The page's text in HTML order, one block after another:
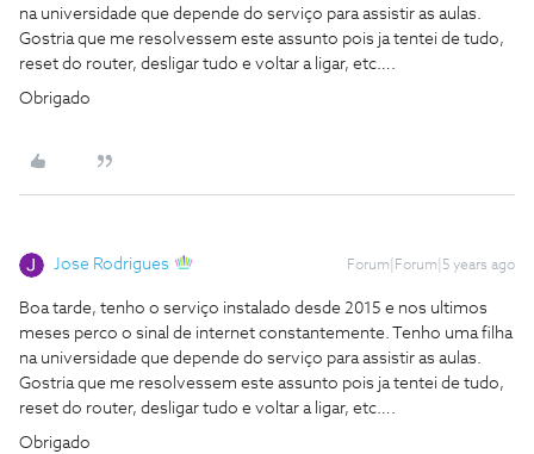
na universidade que depende do serviço para assistir as aulas.
Gostria que me resolvessem este assunto pois ja tentei de tudo,
reset do router, desligar tudo e voltar a ligar, etc….
Obrigado
Jose Rodrigues Forum|Forum|5 years ago
Boa tarde, tenho o serviço instalado desde 2015 e nos ultimos
meses perco o sinal de internet constantemente. Tenho uma filha
na universidade que depende do serviço para assistir as aulas.
Gostria que me resolvessem este assunto pois ja tentei de tudo,
reset do router, desligar tudo e voltar a ligar, etc….
Obrigado